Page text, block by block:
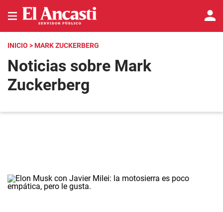
INICIO > MARK ZUCKERBERG
Noticias sobre Mark
Zuckerberg